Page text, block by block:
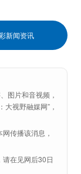
新闻资讯
图片和音视频，
视野融媒网”，
传播该消息，
在见网后30日